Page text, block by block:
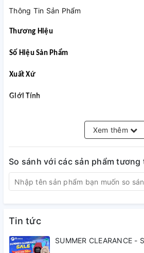
Thông Tin Sản Phẩm
Thương Hiệu
Số Hiệu Sản Phẩm
Xuất Xứ
Giới Tính
Bảo Hành Quốc Tế
Đường Kính Mặt Số
Bề Dày Mặt Số
Niềng
Dây Đeo
Xem thêm
So sánh với các sản phẩm tương
Tin tức
SUMMER CLEARANCE -